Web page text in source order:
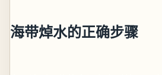
海带焯水的正确步骤